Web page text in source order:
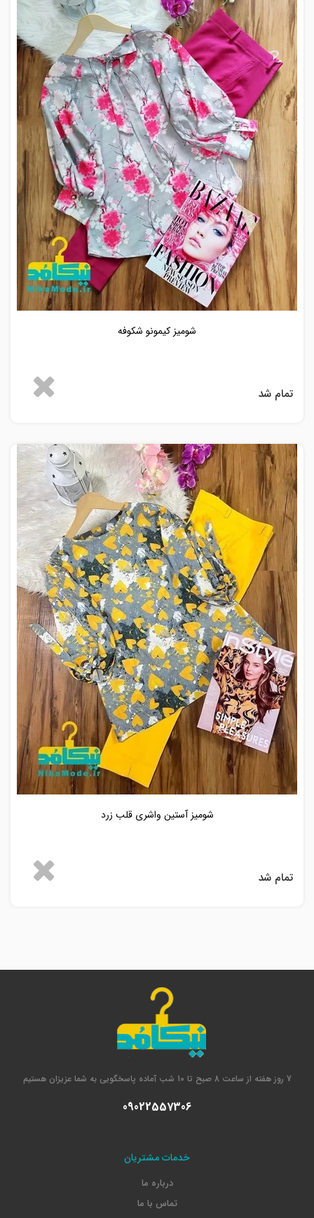
شومیز کیمونو شکوفه
تمام شد
شومیز آستین واشری قلب زرد
تمام شد
7 روز هفته از ساعت 8 صبح تا 10 شب آماده پاسخگویی به شما عزیزان هستیم
09022557306
خدمات مشتریان
درباره ما
تماس با ما